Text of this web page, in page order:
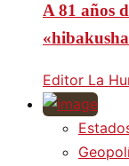
A 81 años
Editor La